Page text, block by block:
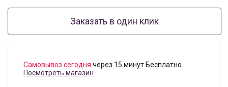
Заказать в один клик
Самовывоз сегодня через 15 минут Бесплатно.
Посмотреть магазин